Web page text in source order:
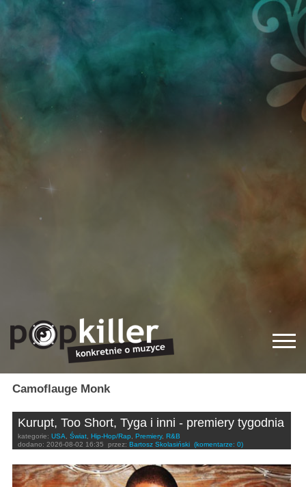
Camoflauge Monk
Kurupt, Too Short, Tyga i inni - premiery tygodnia
kategorie: USA, Świat, Hip-Hop/Rap, Premiery, R&B
dodano: 2026-08-02 16:35 przez: Bartosz Skolasiński (komentarze: 0)